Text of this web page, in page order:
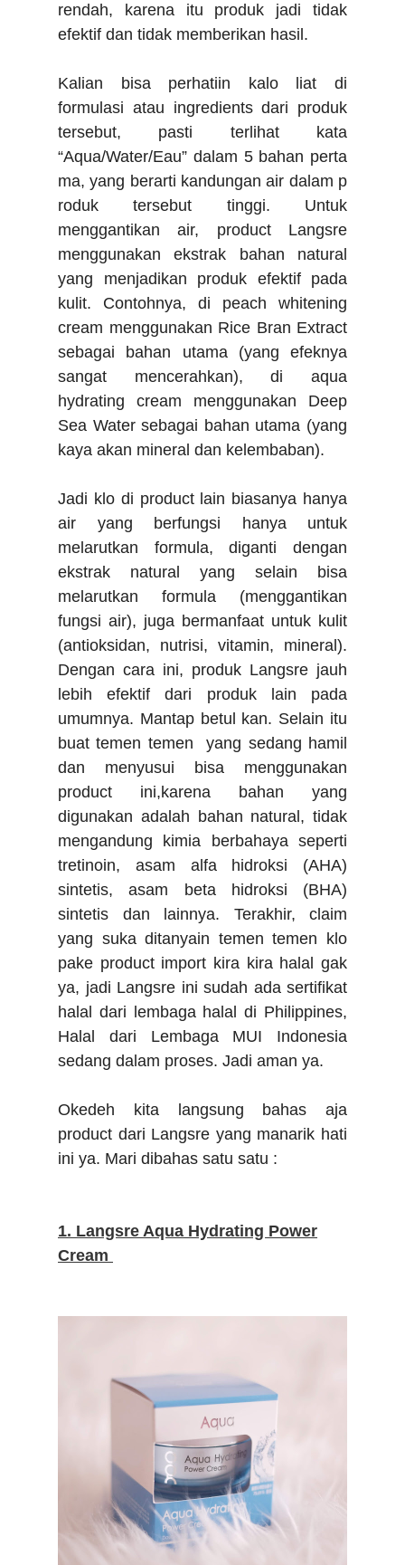
rendah, karena itu produk jadi tidak
efektif dan tidak memberikan hasil.
Kalian bisa perhatiin kalo liat di
formulasi atau ingredients dari produk
tersebut, pasti terlihat kata
“Aqua/Water/Eau” dalam 5 bahan perta
ma,yang berarti kandunganair dalam p
roduktersebut tinggi. Untuk
menggantikan air, product Langsre
menggunakan ekstrak bahan natural
yang menjadikan produk efektif pada
kulit. Contohnya, di peach whitening
cream menggunakan Rice Bran Extract
sebagai bahan utama (yang efeknya
sangat mencerahkan), di aqua
hydrating cream menggunakan Deep
Sea Water sebagai bahan utama (yang
kaya akan mineral dan kelembaban).
Jadi klo di product lain biasanya hanya
air yang berfungsi hanya untuk
melarutkan formula, diganti dengan
ekstrak natural yang selain bisa
melarutkan formula (menggantikan
fungsi air), juga bermanfaat untuk kulit
(antioksidan, nutrisi, vitamin, mineral).
Dengan cara ini, produk Langsre jauh
lebih efektif dari produk lain pada
umumnya. Mantap betul kan. Selain itu
buat temen temen yang sedang hamil
dan menyusui bisa menggunakan
product ini,karena bahan yang
digunakan adalah bahan natural, tidak
mengandung kimia berbahaya seperti
tretinoin, asam alfa hidroksi (AHA)
sintetis, asam beta hidroksi (BHA)
sintetis dan lainnya. Terakhir, claim
yang suka ditanyain temen temen klo
pake product import kira kira halal gak
ya, jadi Langsre ini sudah ada sertifikat
halal dari lembaga halal di Philippines,
Halal dari Lembaga MUI Indonesia
sedang dalam proses. Jadi aman ya.
Okedeh kita langsung bahas aja
product dari Langsre yang manarik hati
ini ya. Mari dibahas satu satu :
1. Langsre Aqua Hydrating Power
Cream